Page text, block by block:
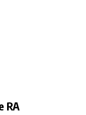
RA